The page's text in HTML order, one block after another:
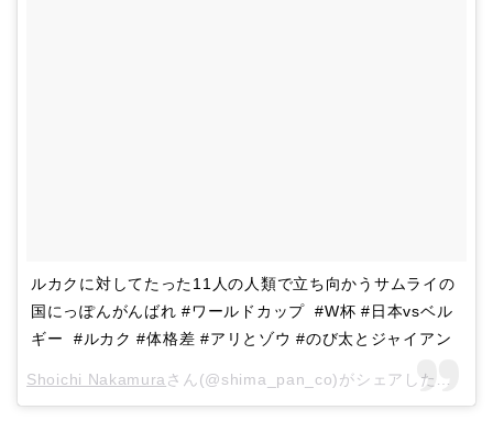
‪ルカクに対してたった11人の人類で立ち向かうサムライの
国にっぽんがんばれ‬ ‪#ワールドカップ ‬ ‪#W杯‬ ‪#日本vsベル
ギー ‬ ‪#ルカク‬ ‪#体格差‬ ‪#アリとゾウ‬ ‪#のび太とジャイアン‬
Shoichi Nakamuraさん(@shima_pan_co)がシェアした投稿 –